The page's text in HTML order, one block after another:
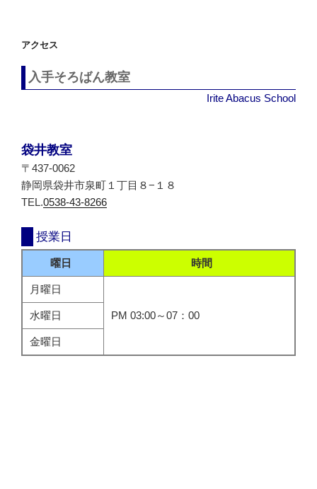
アクセス
入手そろばん教室
Irite Abacus School
袋井教室
〒437-0062
静岡県袋井市泉町１丁目８−１８
TEL.0538-43-8266
授業日
曜日 時間
月曜日
PM 03:00～07：00
水曜日
金曜日